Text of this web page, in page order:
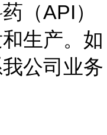
（API）
生产。如
公司业务